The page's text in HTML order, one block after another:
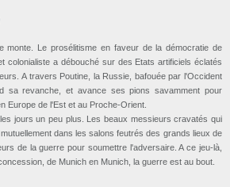
monte. Le prosélitisme en faveur de la démocratie de
colonialiste a débouché sur des Etats artificiels éclatés
A travers Poutine, la Russie, bafouée par l'Occident
sa revanche, et avance ses pions savamment pour
Europe de l'Est et au Proche-Orient.
jours un peu plus. Les beaux messieurs cravatés qui
dans les salons feutrés des grands lieux de
de la guerre pour soumettre l'adversaire. A ce jeu-là,
de Munich en Munich, la guerre est au bout.